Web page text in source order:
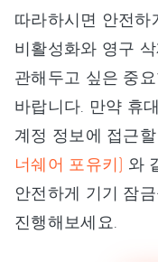
따라하시면 안전하
비활성화와 영구
관해두고 싶은 중
바랍니다. 만약 휴
계정 정보에 접근
너쉐어 포유키) 와
안전하게 기기 잠
진행해보세요.